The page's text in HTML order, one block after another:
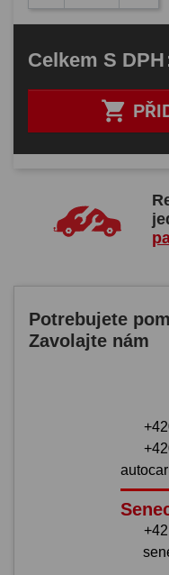

Celkem S DPH
Potrebujete
Zavolajte nám